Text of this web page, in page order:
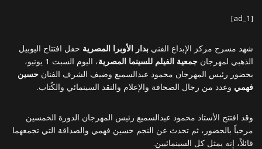
[ad_1]
شهد مسرح مركز الإبداع الفني بدار الأوبرا المصرية حفل افتتاح اليوبيل
الذهبي لمهرجان جمعية الفيلم للسينما المصرية
، اليوم السبت 1 يونيو،
بحضور رئيس المهرجان محمود عبدالسميع وضيف الشرف الفنان حسين
فهمي وعدد من رجال الصحافة والإعلام والنقد السينمائي والكُتاب.
وقد افتتح الأستاذ محمود عبدالسميع رئيس المهرجان الدورة الخمسين
مرحباً بالحضور، ثم تحدث عن النجم حسين فهمي والصداقة التي تجمعهما
قائلاً، إنه يمثل كل السينمائيين.